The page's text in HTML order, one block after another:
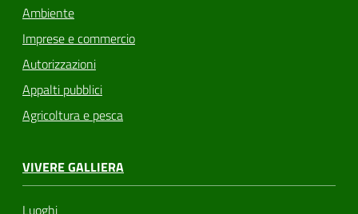
Ambiente
Imprese e commercio
Autorizzazioni
Appalti pubblici
Agricoltura e pesca
VIVERE GALLIERA